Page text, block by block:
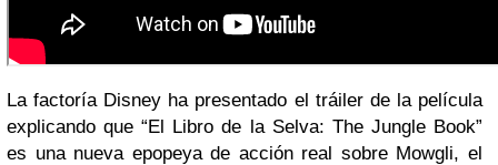
La factoría Disney ha presentado el tráiler de la película
explicando que “El Libro de la Selva: The Jungle Book”
es una nueva epopeya de acción real sobre Mowgli, el